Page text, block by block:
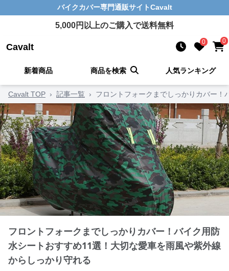
バイクカバー専門通販サイトCavalt
5,000円以上のご購入で送料無料
Cavalt 0 0
新着商品 商品を検索 人気ランキング
Cavalt TOP › 記事一覧 › フロントフォークまでしっかりカバー
フロントフォークまでしっかりカバー！バイク用防
水シートおすすめ11選！大切な愛車を雨風や紫外線
からしっかり守れる